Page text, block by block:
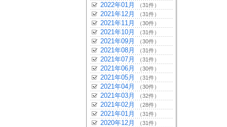
2022年01月 （31件）
2021年12月 （31件）
2021年11月 （30件）
2021年10月 （31件）
2021年09月 （30件）
2021年08月 （31件）
2021年07月 （31件）
2021年06月 （30件）
2021年05月 （31件）
2021年04月 （30件）
2021年03月 （32件）
2021年02月 （28件）
2021年01月 （31件）
2020年12月 （31件）